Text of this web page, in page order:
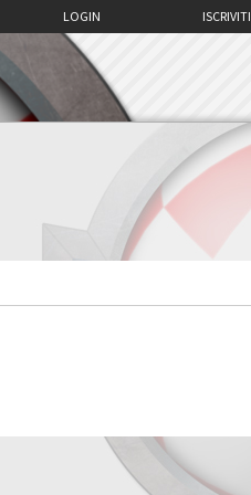
ISCRIVITI
LOGIN